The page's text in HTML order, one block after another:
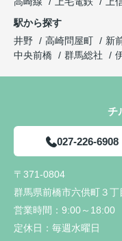
駅から探す
井野
高崎問屋町 新
中央前橋
群馬総社
チ
027-226-6908
〒371-0804
群馬県前橋市六供町３
営業時間： 9:00～18:00
定休日： 毎週水曜日